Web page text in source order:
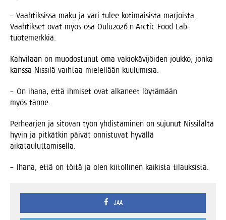
– Vaah­tik­sis­sa maku ja väri tulee koti­mai­sis­ta mar­jois­ta.
Vaah­tik­set ovat myös osa Oulu2026:n Arc­tic Food Lab-
tuotemerkkiä.
Kah­vi­laan on muo­dos­tu­nut oma vakio­kä­vi­jöi­den jouk­ko, jon­ka
kans­sa Nis­si­lä vaih­taa mie­lel­lään kuulumisia.
– On iha­na, että ihmi­set ovat alka­neet löy­tä­mään
myös tänne.
Per­hear­jen ja sito­van työn yhdis­tä­mi­nen on suju­nut Nis­si­läl­tä
hyvin ja pit­kät­kin päi­vät onnis­tu­vat hyväl­lä
aikatauluttamisella.
– Iha­na, että on töi­tä ja olen kii­tol­li­nen kai­kis­ta tilauksista.
JAA